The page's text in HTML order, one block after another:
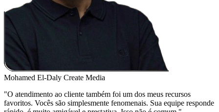
Mohamed El-Daly Create Media
"O atendimento ao cliente também foi um dos meus recursos
favoritos. Vocês são simplesmente fenomenais. Sua equipe responde